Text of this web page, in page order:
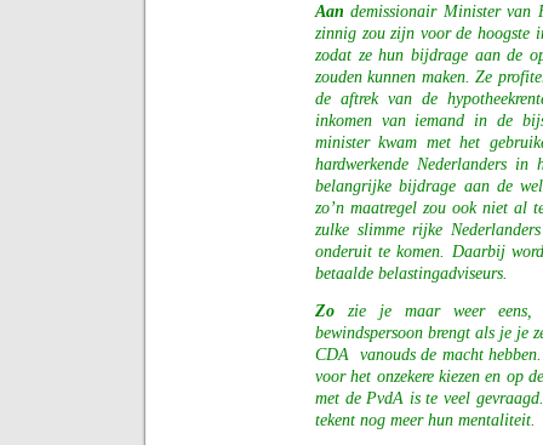
Aan demissionair Minister van
zinnig zou zijn voor de hoogste
zodat ze hun bijdrage aan de
zouden kunnen maken. Ze
de aftrek van de
inkomen van iemand in de
minister kwam met het
hardwerkende Nederlanders
belangrijke bijdrage aan de
zo’n maatregel zou ook niet al
zulke slimme rijke
onderuit te komen. Daarbij
betaalde belastingadviseurs.
Zo zie je maar weer
bewindspersoon brengt als je je
CDA
vanouds de macht
voor het onzekere kiezen en op
met de PvdA is te veel
tekent nog meer hun mentaliteit.